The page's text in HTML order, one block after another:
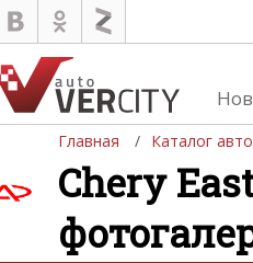
Главная Каталог
Chery
Каталог
Автомобили
История марок автомобилей